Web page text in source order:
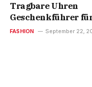
Tragbare Uhren
Geschenkführer
Technikliebhaber
FASHION September 22,